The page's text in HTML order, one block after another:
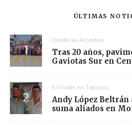
ÚLTIMAS
Desde las Alcaldías
Tras 20 años,
Gaviotas Sur en
El Poder en Tabasco
Andy López Beltrán
suma aliados en